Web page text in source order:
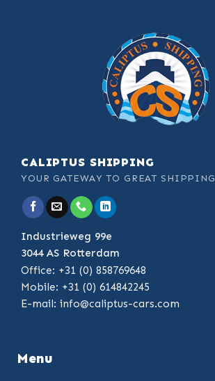
CALIPTUS SHIPPING
YOUR GATEWAY TO GREAT SHIPPING
Industrieweg 99e
3044 AS Rotterdam
Office: +31 (0) 858769648
Mobile: +31 (0) 614842245
E-mail: info@caliptus-cars.com
Menu